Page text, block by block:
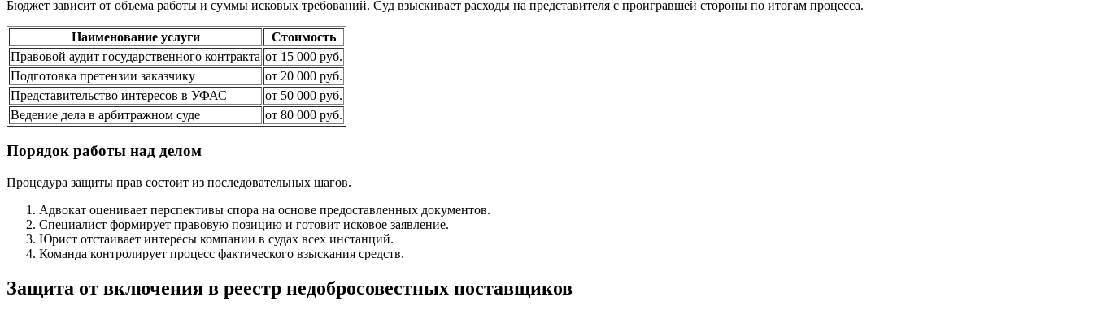
Бюджет зависит от объема работы и суммы исковых требований. Суд взыскивает расходы на представителя с проигравшей стороны по итогам процесса.
Наименование услуги
Стоимость
Правовой аудит государственного контракта от 15 000 руб.
Подготовка претензии заказчику
от 20 000 руб.
Представительство интересов в УФАС
от 50 000 руб.
Ведение дела в арбитражном суде
от 80 000 руб.
Порядок работы над делом
Процедура защиты прав состоит из последовательных шагов.
Адвокат оценивает перспективы спора на основе предоставленных документов.
Специалист формирует правовую позицию и готовит исковое заявление.
Юрист отстаивает интересы компании в судах всех инстанций.
Команда контролирует процесс фактического взыскания средств.
Защита от включения в реестр недобросовестных поставщиков